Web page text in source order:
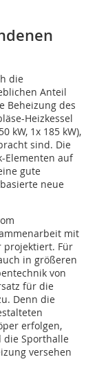
die
Anteil
Beheizung des
Heizkessel
kW, 1x 185 kW),
sind. Die
Elementen auf
gute
neue
mit
projektiert. Für
in größeren
von
für die
Denn die
erfolgen,
die Sporthalle
versehen